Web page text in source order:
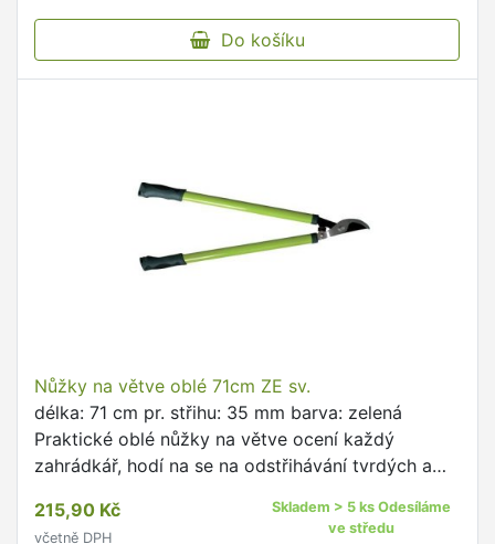
Do košíku
Nůžky na větve oblé 71cm ZE sv.
délka: 71 cm pr. střihu: 35 mm barva: zelená
Praktické oblé nůžky na větve ocení každý
zahrádkář, hodí na se na odstřihávání tvrdých a
215,90 Kč
včetně DPH
Skladem > 5 ks Odesíláme
ve středu